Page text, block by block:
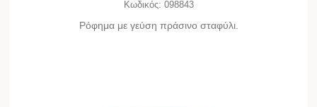
Κωδικός: 098843
Ρόφημα με γεύση πράσινο σταφύλι.